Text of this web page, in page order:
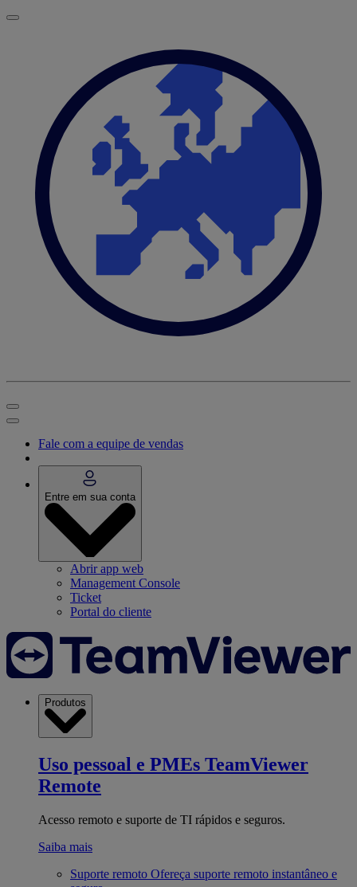
Fale com a equipe de vendas
Entre em sua conta
Abrir app web
Management Console
Ticket
Portal do cliente
Produtos
Uso pessoal e PMEs TeamViewer
Remote
Acesso remoto e suporte de TI rápidos e seguros.
Saiba mais
Suporte remoto Ofereça suporte remoto instantâneo e